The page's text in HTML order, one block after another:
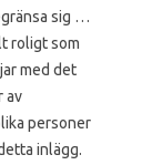
sig …
roligt som
med det
av
personer
inlägg.